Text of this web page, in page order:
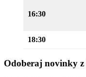
16:30
18:30
Odoberaj novinky